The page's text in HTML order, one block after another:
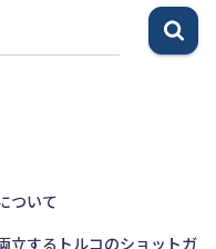
ついて
するトルコのショットガ